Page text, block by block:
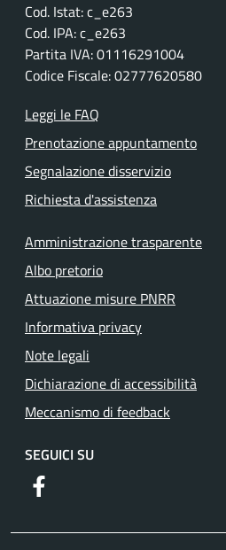
Cod. Istat: c_e263
Cod. IPA: c_e263
Partita IVA: 01116291004
Codice Fiscale: 02777620580
Leggi le FAQ
Prenotazione appuntamento
Segnalazione disservizio
Richiesta d'assistenza
Amministrazione trasparente
Albo pretorio
Attuazione misure PNRR
Informativa privacy
Note legali
Dichiarazione di accessibilità
Meccanismo di feedback
SEGUICI SU